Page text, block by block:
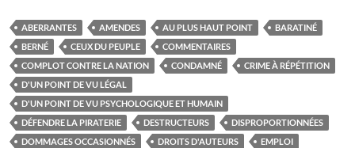
ABERRANTES AMENDES AU PLUS HAUT POINT
BARATINÉ
BERNÉ
CEUX DU PEUPLE
COMMENTAIRES
COMPLOT CONTRE LA NATION
CONDAMNÉ
CRIME À RÉPÉTITION
D'UN POINT DE VU LÉGAL
D'UN POINT DE VU PSYCHOLOGIQUE ET HUMAIN
DÉFENDRE LA PIRATERIE
DESTRUCTEURS
DISPROPORTIONNÉES
DOMMAGES OCCASIONNÉS
DROITS D'AUTEURS
EMPLOI